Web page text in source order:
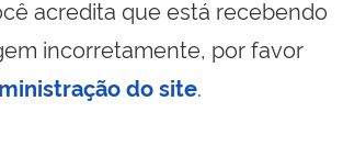
acredita que está recebendo
incorretamente, por favor
do site.